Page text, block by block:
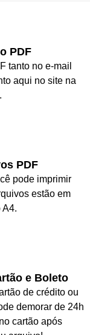
PDF
tanto no e-mail
aqui no site na
PDF
pode imprimir
estão em
A4.
e Boleto
de crédito ou
demorar de 24h
cartão após